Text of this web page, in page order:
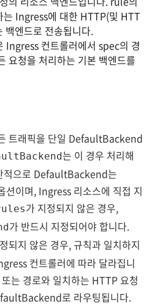
는 Ingress에 대한 HTTP(및 HTT
백엔드로 전송됩니다.
컨트롤러에서 spec의 경
요청을 처리하는 기본 백엔드를
트래픽을 단일 DefaultBackend
는 이 경우 처리해
적으로 DefaultBackend는
션이며, Ingress 리소스에 직접 지
가 지정되지 않은 경우,
가 반드시 지정되어야 합니다.
되지 않은 경우, 규칙과 일치하지
컨트롤러에 따라 달라집니
는 경로와 일치하는 HTTP 요청
로 라우팅됩니다.